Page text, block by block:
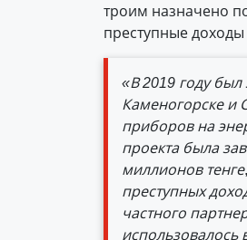
троим назначено
преступные
«В 2019 году
Каменогорске и
приборов на
проекта была
миллионов тенге
преступных
частного
использовалось